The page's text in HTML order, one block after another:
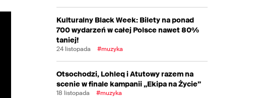
Kulturalny Black Week: Bilety na ponad
700 wydarzeń w całej Polsce nawet 80%
taniej!
24 listopada #muzyka
Otsochodzi, Lohleq i Atutowy razem na
scenie w finale kampanii „Ekipa na Życie”
18 listopada #muzyka